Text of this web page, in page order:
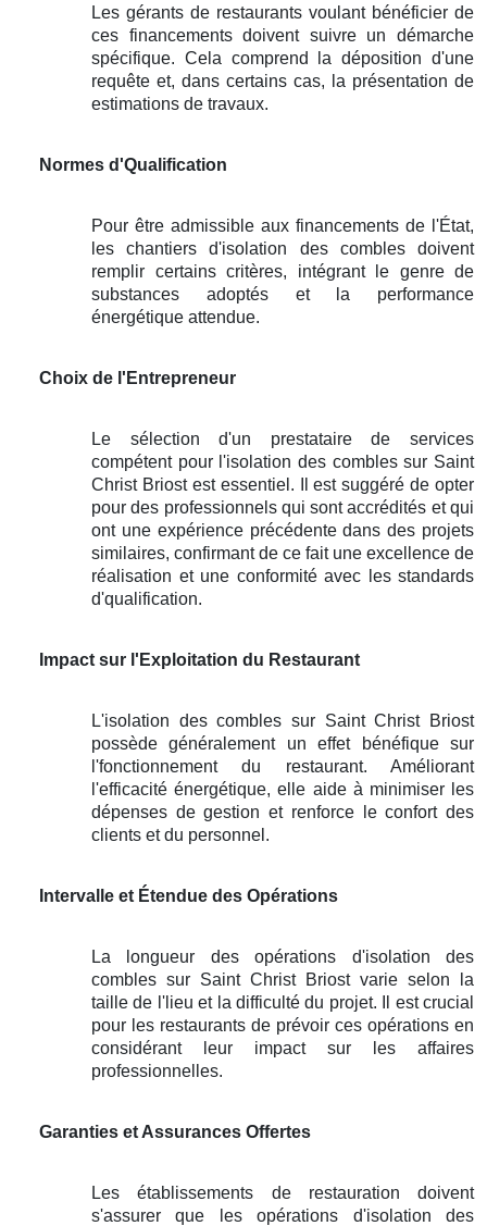
Les gérants de restaurants voulant bénéficier de
ces financements doivent suivre un démarche
spécifique. Cela comprend la déposition d'une
requête et, dans certains cas, la présentation de
estimations de travaux.
Normes d'Qualification
Pour être admissible aux financements de l'État,
les chantiers d'isolation des combles doivent
remplir certains critères, intégrant le genre de
substances adoptés et la performance
énergétique attendue.
Choix de l'Entrepreneur
Le sélection d'un prestataire de services
compétent pour l'isolation des combles sur Saint
Christ Briost est essentiel. Il est suggéré de opter
pour des professionnels qui sont accrédités et qui
ont une expérience précédente dans des projets
similaires, confirmant de ce fait une excellence de
réalisation et une conformité avec les standards
d'qualification.
Impact sur l'Exploitation du Restaurant
L'isolation des combles sur Saint Christ Briost
possède généralement un effet bénéfique sur
l'fonctionnement du restaurant. Améliorant
l'efficacité énergétique, elle aide à minimiser les
dépenses de gestion et renforce le confort des
clients et du personnel.
Intervalle et Étendue des Opérations
La longueur des opérations d'isolation des
combles sur Saint Christ Briost varie selon la
taille de l'lieu et la difficulté du projet. Il est crucial
pour les restaurants de prévoir ces opérations en
considérant leur impact sur les affaires
professionnelles.
Garanties et Assurances Offertes
Les établissements de restauration doivent
s'assurer que les opérations d'isolation des